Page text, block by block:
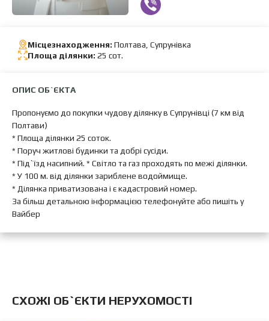
Місцезнаходження: Полтава, Супрунівка
Площа ділянки: 25 сот.
ОПИС ОБ`ЄКТА
Пропонуємо до покупки чудову ділянку в Супрунівці (7 км від
Полтави)
* Площа ділянки 25 соток.
* Поруч житлові будинки та добрі сусіди.
* Під`їзд насипний. * Світло та газ проходять по межі ділянки.
* У 100 м. від ділянки зариблене водоймище.
* Ділянка приватизована і є кадастровий номер.
За більш детальною інформацією телефонуйте або пишіть у
Вайбер
CХОЖІ ОБ`ЄКТИ НЕРУХОМОСТІ